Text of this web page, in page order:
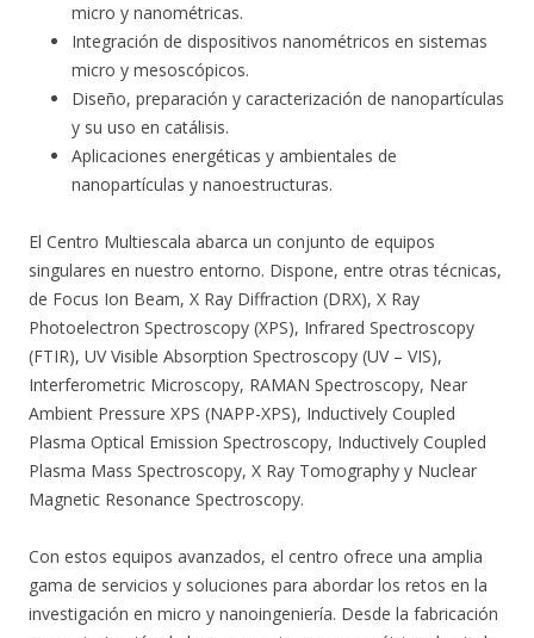
micro y nanométricas.
Integración de dispositivos nanométricos en sistemas
micro y mesoscópicos.
Diseño, preparación y caracterización de nanopartículas
y su uso en catálisis.
Aplicaciones energéticas y ambientales de
nanopartículas y nanoestructuras.
El Centro Multiescala abarca un conjunto de equipos
singulares en nuestro entorno. Dispone, entre otras técnicas,
de Focus Ion Beam, X Ray Diffraction (DRX), X Ray
Photoelectron Spectroscopy (XPS), Infrared Spectroscopy
(FTIR), UV Visible Absorption Spectroscopy (UV – VIS),
Interferometric Microscopy, RAMAN Spectroscopy, Near
Ambient Pressure XPS (NAPP-XPS), Inductively Coupled
Plasma Optical Emission Spectroscopy, Inductively Coupled
Plasma Mass Spectroscopy, X Ray Tomography y Nuclear
Magnetic Resonance Spectroscopy.
Con estos equipos avanzados, el centro ofrece una amplia
gama de servicios y soluciones para abordar los retos en la
investigación en micro y nanoingeniería. Desde la fabricación